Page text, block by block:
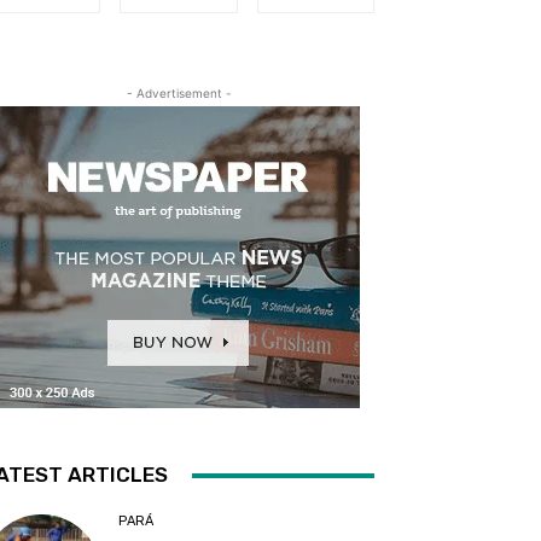
- Advertisement -
ARTICLES
PARÁ